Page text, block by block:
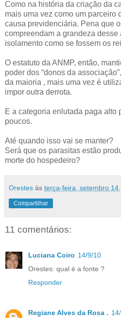
Como na história da criação da
mais uma vez como um parceiro
causa previdenciária. Pena que
compreendam a grandeza desse
isolamento como se fossem os
O estatuto da ANMP, então,
poder dos “donos da
da maioria , mais uma vez é
impor outra derrota.
E a categoria enlutada paga alto
poucos.
Até quando isso vai se manter?
Será que os parasitas estão
morte do hospedeiro?
Orestes às terça-feira, setembro
Compartilhar
11 comentários:
Luciana Coiro 14/9/10
Orestes: qual é a fonte ?
Responder
Regiane Alves da Rosa .